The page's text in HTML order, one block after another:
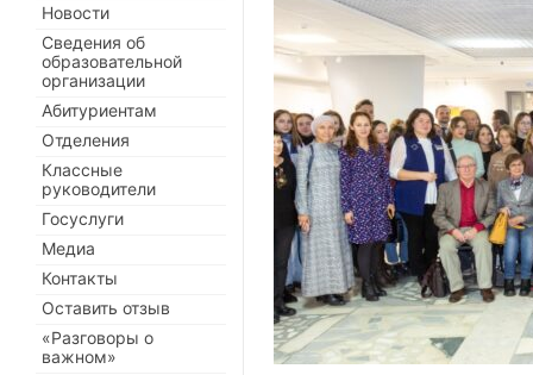
Новости
Сведения об
образовательной
организации
Абитуриентам
Отделения
Классные
руководители
Госуслуги
Медиа
Контакты
Оставить отзыв
«Разговоры о
важном»